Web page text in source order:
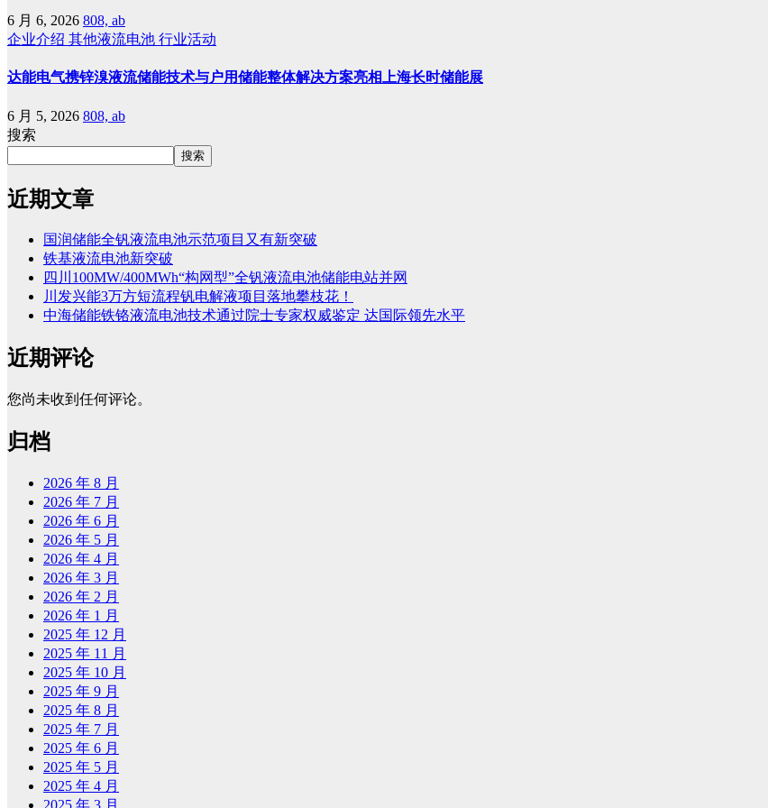
6 月 6, 2026 808, ab
企业介绍 其他液流电池 行业活动
达能电气携锌溴液流储能技术与户用储能整体解决方案亮相上海长时储能展
6 月 5, 2026 808, ab
搜索
搜索
近期文章
国润储能全钒液流电池示范项目又有新突破
铁基液流电池新突破
四川100MW/400MWh“构网型”全钒液流电池储能电站并网
川发兴能3万方短流程钒电解液项目落地攀枝花！
中海储能铁铬液流电池技术通过院士专家权威鉴定 达国际领先水平
近期评论
您尚未收到任何评论。
归档
2026 年 8 月
2026 年 7 月
2026 年 6 月
2026 年 5 月
2026 年 4 月
2026 年 3 月
2026 年 2 月
2026 年 1 月
2025 年 12 月
2025 年 11 月
2025 年 10 月
2025 年 9 月
2025 年 8 月
2025 年 7 月
2025 年 6 月
2025 年 5 月
2025 年 4 月
2025 年 3 月